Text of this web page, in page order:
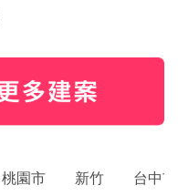
桃園市 新竹 台中市